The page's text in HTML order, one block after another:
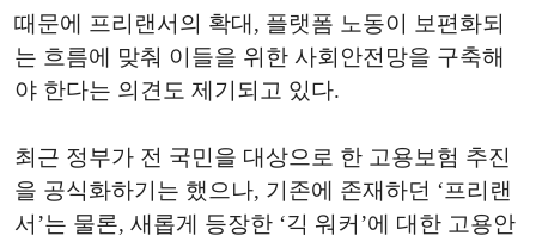
때문에 프리랜서의 확대, 플랫폼 노동이 보편화되
는 흐름에 맞춰 이들을 위한 사회안전망을 구축해
야 한다는 의견도 제기되고 있다.
최근 정부가 전 국민을 대상으로 한 고용보험 추진
을 공식화하기는 했으나, 기존에 존재하던 ‘프리랜
서’는 물론, 새롭게 등장한 ‘긱 워커’에 대한 고용안